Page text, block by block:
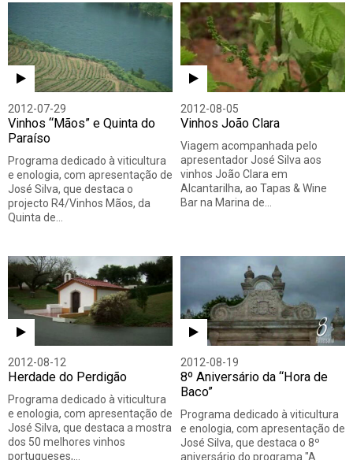
2012-07-29
Vinhos “Mãos” e Quinta do
Paraíso
Programa dedicado à viticultura
e enologia, com apresentação de
José Silva, que destaca o
projecto R4/Vinhos Mãos, da
Quinta de…
2012-08-05
Vinhos João Clara
Viagem acompanhada pelo
apresentador José Silva aos
vinhos João Clara em
Alcantarilha, ao Tapas & Wine
Bar na Marina de…
2012-08-12
Herdade do Perdigão
Programa dedicado à viticultura
e enologia, com apresentação de
José Silva, que destaca a mostra
dos 50 melhores vinhos
portugueses,…
2012-08-19
8º Aniversário da “Hora de
Baco”
Programa dedicado à viticultura
e enologia, com apresentação de
José Silva, que destaca o 8º
aniversário do programa "A